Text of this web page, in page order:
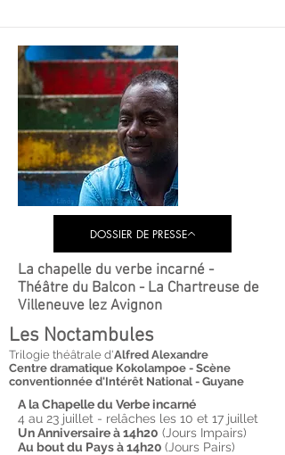
DOSSIER DE PRESSE
La chapelle du verbe incarné -
Théâtre du Balcon - La Chartreuse de
Villeneuve lez Avignon
Les Noctambules
Trilogie théâtrale d'Alfred Alexandre
Centre dramatique Kokolampoe - Scène
conventionnée d'Intérêt National - Guyane
A la Chapelle du Verbe incarné
4 au 23 juillet - relâches les 10 et 17 juillet
Un Anniversaire à 14h20 (Jours Impairs)
Au bout du Pays à 14h20 (Jours Pairs)